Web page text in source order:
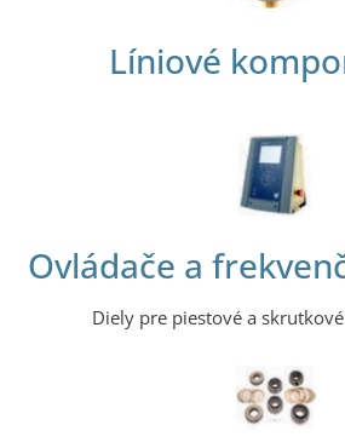
Líniové
Ovládače a
Diely pre piestové a